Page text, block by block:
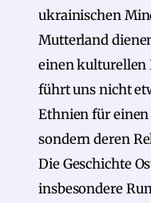
ukrainischen
Mutterland
einen kulturellen
führt uns nicht
Ethnien für
sondern deren
Die Geschichte
insbesondere